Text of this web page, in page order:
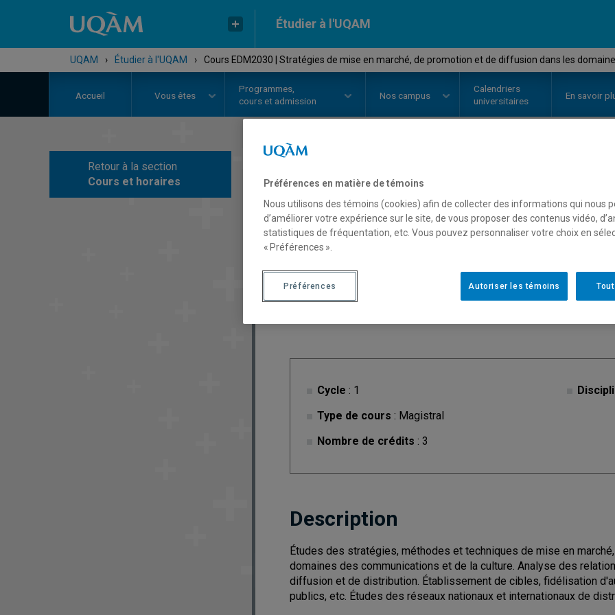
Étudier à l'UQAM
UQAM › Étudier à l'UQAM › Cours EDM2030 | Stratégies de mise en marché, de promotion et de diffusion dans les
Accueil Vous êtes
Programmes,
cours et admission
Nos campus
Calendriers
universitaires
En savoir
Retour à la section
Cours et horaires
COURS// EDM2030
Stratégies
promotion et de
communications et de la
Description Horaire - Été 2026
Cycle : 1
Type de cours : Magistral
Nombre de crédits : 3
Description
Études des stratégies, méthodes et techniques de mise en
domaines des communications et de la culture. Analyse des
diffusion et de distribution. Établissement de cibles, fidélisation
publics, etc. Études des réseaux nationaux et internationaux de
Préférences en matière de témoins
Nous utilisons des témoins (cookies) afin de collecter des informations qui nous
d’améliorer votre expérience sur le site, de vous proposer des contenus vidéo,
statistiques de fréquentation, etc. Vous pouvez personnaliser votre choix en
« Préférences ».
Autoriser les témoins
Préférences